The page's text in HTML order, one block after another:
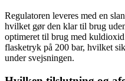
Regulatoren leveres med en
hvilket gør den klar til brug
optimeret til brug med
flasketryk på 200 bar, hvilket
under svejsningen.